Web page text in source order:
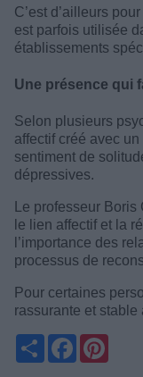
C’est d’ailleurs
est parfois utilisée
établissements
Une présence qui
Selon plusieurs
affectif créé avec
sentiment de
dépressives.
Le professeur
le lien affectif et la
l’importance des
processus de
Pour certaines
rassurante et stable
PartagerFacebook